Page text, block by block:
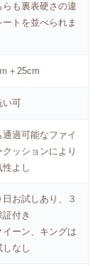
らも裏表硬さの違
ートを並べられま
＋25cm
い可
通過可能なファイ
クッションにより
性よし
日お試しあり、３
証付き
ーン、キングは
しなし